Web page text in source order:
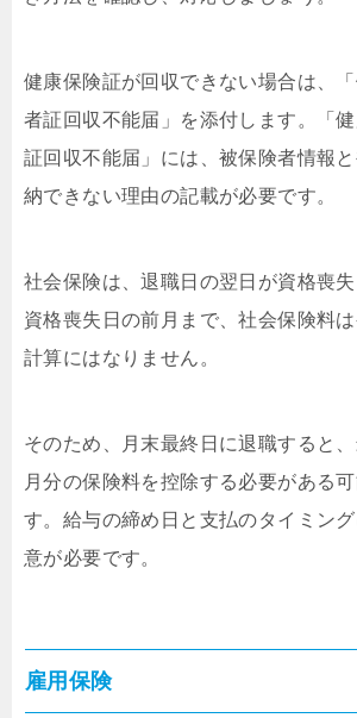
健康保険証が回収できない場合は、
者証回収不能届」を添付します。「
証回収不能届」には、被保険者情報
納できない理由の記載が必要です。
社会保険は、退職日の翌日が資格喪失
資格喪失日の前月まで、社会保険料
計算にはなりません。
そのため、月末最終日に退職すると
月分の保険料を控除する必要がある
す。給与の締め日と支払のタイミン
意が必要です。
雇用保険